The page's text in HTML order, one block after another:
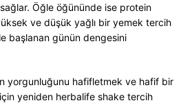
Öğle öğününde ise protein
ve düşük yağlı bir yemek tercih
başlanan günün dengesini
yorgunluğunu hafifletmek ve hafif bir
yeniden herbalife shake tercih